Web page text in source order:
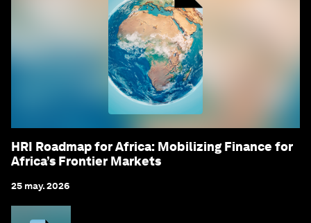
HRI Roadmap for Africa: Mobilizing Finance for
Africa’s Frontier Markets
25 may. 2026